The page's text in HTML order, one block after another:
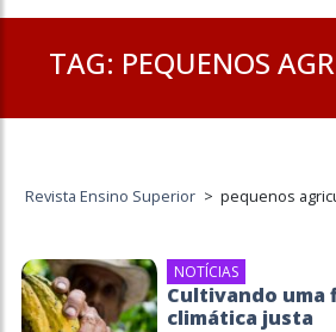
TAG: PEQUENOS
Revista Ensino Superior > pequenos
NOTÍCIAS
Cultivando uma
climática justa